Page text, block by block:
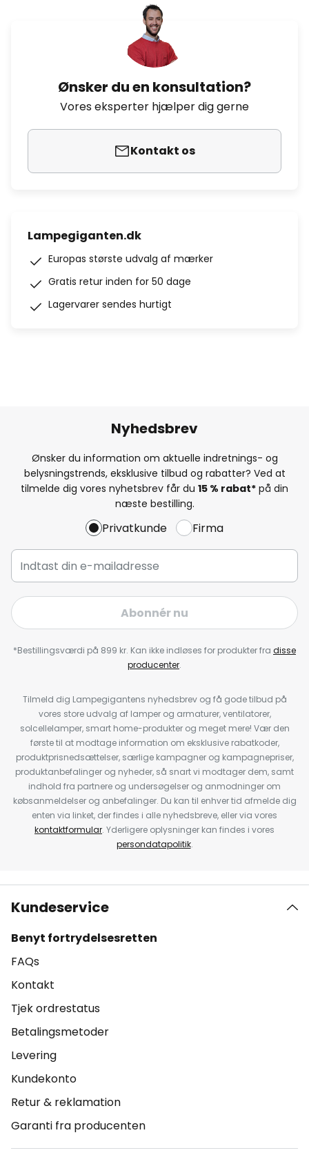
Ønsker du en konsultation?
Vores eksperter hjælper dig gerne
Kontakt os
Lampegiganten.dk
Europas største udvalg af mærker
Gratis retur inden for 50 dage
Lagervarer sendes hurtigt
Nyhedsbrev
Ønsker du information om aktuelle indretnings- og
belysningstrends, eksklusive tilbud og rabatter? Ved at
tilmelde dig vores nyhetsbrev får du 15 % rabat* på din
næste bestilling.
Privatkunde Firma
Abonnér nu
*Bestillingsværdi på 899 kr. Kan ikke indløses for produkter fra disse
producenter.
Tilmeld dig Lampegigantens nyhedsbrev og få gode tilbud på
vores store udvalg af lamper og armaturer, ventilatorer,
solcellelamper, smart home-produkter og meget mere! Vær den
første til at modtage information om eksklusive rabatkoder,
produktprisnedsættelser, særlige kampagner og kampagnepriser,
produktanbefalinger og nyheder, så snart vi modtager dem, samt
indhold fra partnere og undersøgelser og anmodninger om
købsanmeldelser og anbefalinger. Du kan til enhver tid afmelde dig
enten via linket, der findes i alle nyhedsbreve, eller via vores
kontaktformular. Yderligere oplysninger kan findes i vores
persondatapolitik.
Kundeservice
Benyt fortrydelsesretten
FAQs
Kontakt
Tjek ordrestatus
Betalingsmetoder
Levering
Kundekonto
Retur & reklamation
Garanti fra producenten